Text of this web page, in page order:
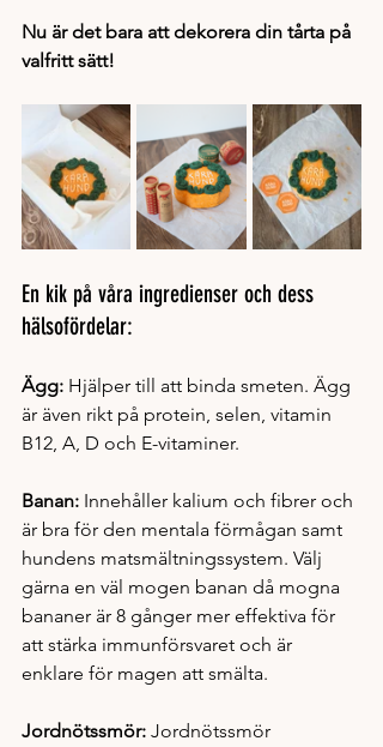
Nu är det bara att dekorera din tårta på
valfritt sätt!
En kik på våra ingredienser och dess
hälsofördelar:
Ägg: Hjälper till att binda smeten. Ägg
är även rikt på protein, selen, vitamin
B12, A, D och E-vitaminer.
Banan: Innehåller kalium och fibrer och
är bra för den mentala förmågan samt
hundens matsmältningssystem. Välj
gärna en väl mogen banan då mogna
bananer är 8 gånger mer effektiva för
att stärka immunförsvaret och är
enklare för magen att smälta.
Jordnötssmör: Jordnötssmör